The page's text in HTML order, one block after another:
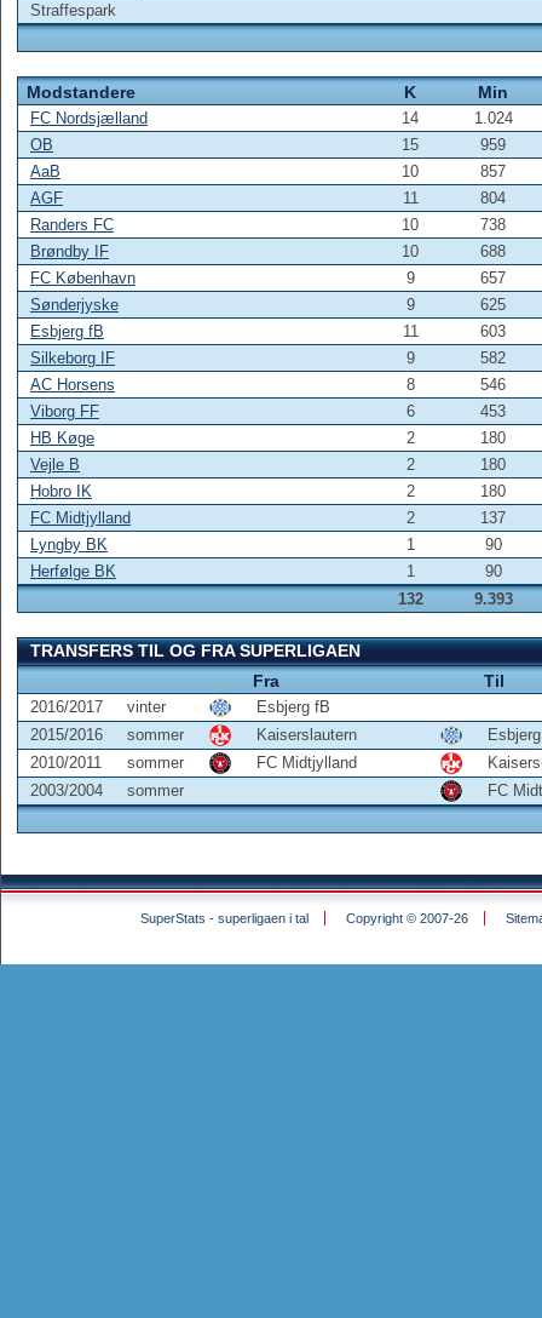
Straffespark
Modstandere K Min
FC Nordsjælland 14
1.024
OB
15
959
AaB
10
857
AGF
11
804
Randers FC
10
738
Brøndby IF
10
688
FC København
9
657
Sønderjyske
9
625
Esbjerg fB
11
603
Silkeborg IF
9
582
AC Horsens
8
546
Viborg FF
6
453
HB Køge
2
180
Vejle B
2
180
Hobro IK
2
180
FC Midtjylland
2
137
Lyngby BK
1
90
Herfølge BK
1
90
132
9.393
TRANSFERS TIL OG FRA SUPERLIGAEN
Fra
Til
2016/2017 vinter
Esbjerg fB
2015/2016
sommer Kaiserslautern
2010/2011
sommer FC Midtjylland
2003/2004
sommer FC
SuperStats - superligaen i tal Copyright © 2007-26